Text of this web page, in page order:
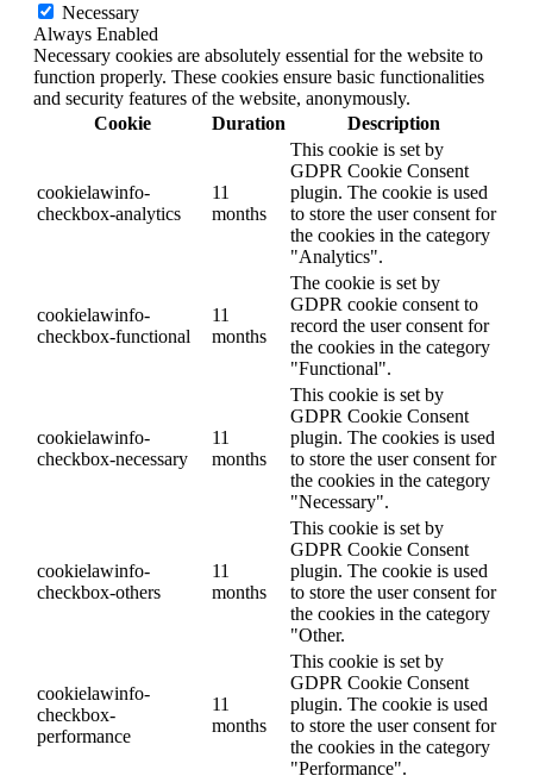
Necessary
Always Enabled
Necessary cookies are absolutely essential for the website to
function properly. These cookies ensure basic functionalities
and security features of the website, anonymously.
Cookie
Duration Description
cookielawinfo-
checkbox-analytics
11
months
This cookie is set by
GDPR Cookie Consent
plugin. The cookie is used
to store the user consent for
the cookies in the category
"Analytics".
cookielawinfo-
checkbox-functional
11
months
The cookie is set by
GDPR cookie consent to
record the user consent for
the cookies in the category
"Functional".
cookielawinfo-
checkbox-necessary
11
months
This cookie is set by
GDPR Cookie Consent
plugin. The cookies is used
to store the user consent for
the cookies in the category
"Necessary".
cookielawinfo-
checkbox-others
11
months
This cookie is set by
GDPR Cookie Consent
plugin. The cookie is used
to store the user consent for
the cookies in the category
"Other.
cookielawinfo-
checkbox-
performance
11
months
This cookie is set by
GDPR Cookie Consent
plugin. The cookie is used
to store the user consent for
the cookies in the category
"Performance".